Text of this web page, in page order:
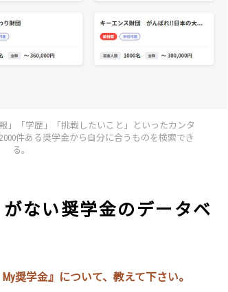
」「学歴」「挑戦したいこと」といったカンタ
件ある奨学金から自分に合うものを検索でき
る。
ない奨学金のデータベ
奨学金』について、教えて下さい。